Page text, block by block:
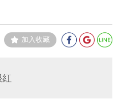
加入收藏
紅